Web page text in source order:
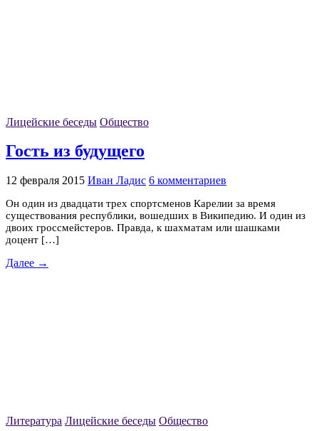
Лицейские беседы Общество
Гость из будущего
12 февраля 2015 Иван Ладис 6 комментариев
Он один из двадцати трех спортсменов Карелии за время
существования республики, вошедших в Википедию. И один из
двоих гроссмейстеров. Правда, к шахматам или шашками
доцент […]
Далее →
Литература Лицейские беседы Общество